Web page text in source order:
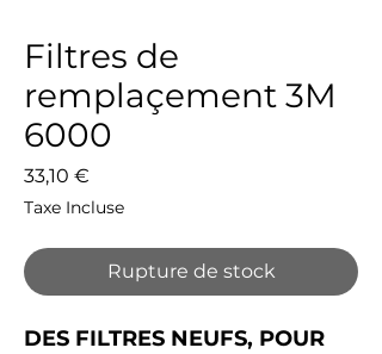
Filtres de
remplaçement 3M
6000
33,10 €
Taxe Incluse
Rupture de stock
DES FILTRES NEUFS, POUR